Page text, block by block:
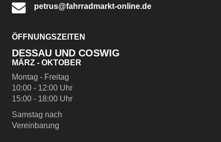
petrus@fahrradmarkt-online.de
ÖFFNUNGSZEITEN
DESSAU UND COSWIG
MÄRZ - OKTOBER
Montag - Freitag
10:00 - 12:00 Uhr
15:00 - 18:00 Uhr
Samstag nach
Vereinbarung